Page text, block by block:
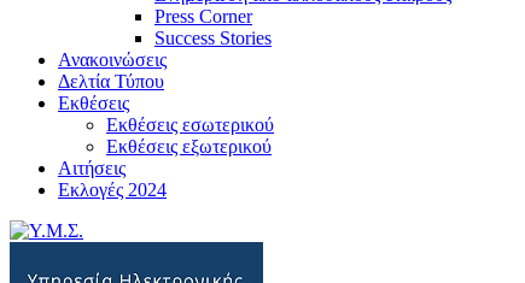
Press Corner
Success Stories
Ανακοινώσεις
Δελτία Τύπου
Εκθέσεις
Εκθέσεις εσωτερικού
Εκθέσεις εξωτερικού
Αιτήσεις
Εκλογές 2024